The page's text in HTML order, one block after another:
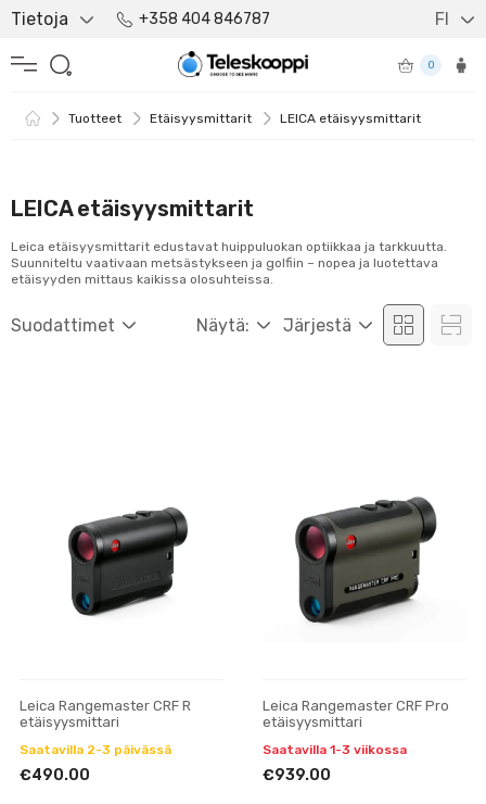
Tietoja +358 404 846787 FI
0
Tuotteet Etäisyysmittarit LEICA etäisyysmittarit
LEICA etäisyysmittarit
Suodattimet Näytä: Järjestä
Leica etäisyysmittarit edustavat huippuluokan optiikkaa ja tarkkuutta.
Suunniteltu vaativaan metsästykseen ja golfiin – nopea ja luotettava
etäisyyden mittaus kaikissa olosuhteissa.
Leica Rangemaster CRF R
etäisyysmittari
Saatavilla 2-3 päivässä
€490.00
Leica Rangemaster CRF Pro
etäisyysmittari
Saatavilla 1-3 viikossa
€939.00